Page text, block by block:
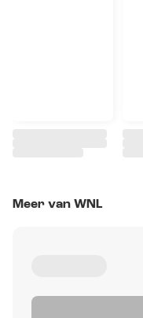
Meer van WNL